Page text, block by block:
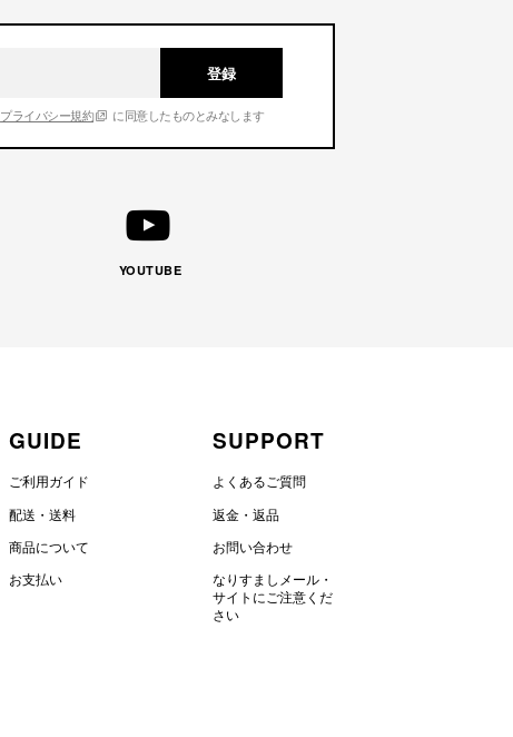
登録
プライバシー規約 に同意したものとみなします
YOUTUBE
GUIDE
ご利用ガイド
配送・送料
商品について
お支払い
SUPPORT
よくあるご質問
返金・返品
お問い合わせ
なりすましメール・
サイトにご注意くだ
さい